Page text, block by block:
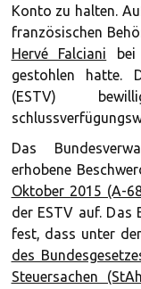
Konto zu halten.
französischen
Hervé Falciani bei
gestohlen hatte.
(ESTV)
Das
erhobene
Oktober 2015 (A-
der ESTV auf. Das
fest, dass unter
des
Steuersachen